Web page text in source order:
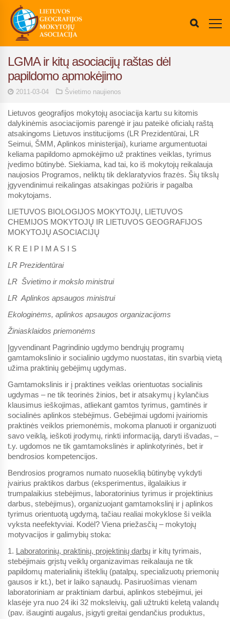
LGMA ir kitų asociacijų raštas dėl
papildomo apmokėjimo
2011-03-04 Švietimo naujienos
Lietuvos geografijos mokytojų asociacija kartu su kitomis
dalykinėmis asociacijomis parengė ir jau pateikė oficialų raštą
atsakingoms Lietuvos institucijoms (LR Prezidentūrai, LR
Seimui, ŠMM, Aplinkos ministerijai), kuriame argumentuotai
keliama papildomo apmokėjimo už praktines veiklas, tyrimus
įvedimo būtinybė. Siekiama, kad tai, ko iš mokytojų reikalauja
naujosios Programos, neliktų tik deklaratyvios frazės. Šių tikslų
įgyvendinimui reikalingas atsakingas požiūris ir pagalba
mokytojams.
LIETUVOS BIOLOGIJOS MOKYTOJŲ, LIETUVOS
CHEMIJOS MOKYTOJŲ IR LIETUVOS GEOGRAFIJOS
MOKYTOJŲ ASOCIACIJŲ
K R E I P I M A S I S
LR Prezidentūrai
LR Švietimo ir mokslo ministrui
LR Aplinkos apsaugos ministrui
Ekologinėms, aplinkos apsaugos organizacijoms
Žiniasklaidos priemonėms
Įgyvendinant Pagrindinio ugdymo bendrųjų programų
gamtamokslinio ir socialinio ugdymo nuostatas, itin svarbią vietą
užima praktinių gebėjimų ugdymas.
Gamtamokslinis ir į praktines veiklas orientuotas socialinis
ugdymas – ne tik teorinės žinios, bet ir atsakymų į kylančius
klausimus ieškojimas, atliekant gamtos tyrimus, gamtinės ir
socialinės aplinkos stebėjimus. Gebėjimai ugdomi įvairiomis
praktinės veiklos priemonėmis, mokoma planuoti ir organizuoti
savo veiklą, ieškoti įrodymų, rinkti informaciją, daryti išvadas, –
t.y. ugdomos ne tik gamtamokslinės ir aplinkotyrinės, bet ir
bendrosios kompetencijos.
Bendrosios programos numato nuoseklią būtinybę vykdyti
įvairius praktikos darbus (eksperimentus, ilgalaikius ir
trumpalaikius stebėjimus, laboratorinius tyrimus ir projektinius
darbus, stebėjimus), organizuojant gamtamokslinį ir į aplinkos
tyrimus orientuotą ugdymą, tačiau realiai mokyklose ši veikla
vyksta neefektyviai. Kodėl? Viena priežasčių – mokytojų
motyvacijos ir galimybių stoka:
1. Laboratorinių, praktinių, projektinių darbų ir kitų tyrimais,
stebėjimais grįstų veiklų organizavimas reikalauja ne tik
papildomų materialinių išteklių (patalpų, specializuotų priemonių
gausos ir kt.), bet ir laiko sąnaudų. Pasiruošimas vienam
laboratoriniam ar praktiniam darbui, aplinkos stebėjimui, jei
klasėje yra nuo 24 iki 32 moksleivių, gali užtrukti keletą valandų
(pav. išauginti augalus, įsigyti greitai gendančius produktus,